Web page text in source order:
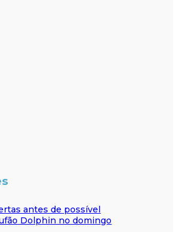
antes de possível
Dolphin no domingo